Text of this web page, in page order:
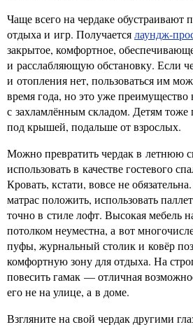
Чаще всего на чердаке обустраивают
отдыха и игр. Получаетсялаундж-
закрытое, комфортное,
и расслабляющую обстановку. Если
и отопления нет, пользоваться им
время года, но это уже преимущество
с захламлённым складом. Детям тоже
под крышей, подальше от взрослых.
Можно превратить чердак в летнюю
использовать в качестве гостевого
Кровать, кстати, вовсе не
матрас положить, использовать
точно в стиле лофт. Высокая мебель
потолком неуместна, а вот
пуфы, журнальный столик и ковёр
комфортную зону для отдыха. На
повесить гамак — отличная
его не на улице, а в доме.
Взгляните на свой чердак другими